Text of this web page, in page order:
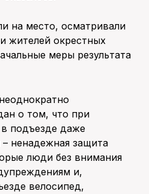
на место, осматривали
жителей окрестных
меры результата
о том, что при
подъезде даже
ненадежная защита
люди без внимания
и,
велосипед,